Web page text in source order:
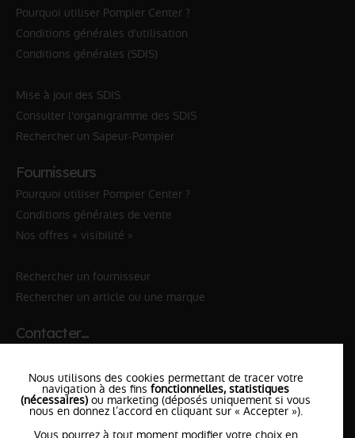
Pourquoi utiliser Pompier Center ?
Conditions générales d'utilisation
Conditions générales (SDIS)
Mise à jour des SDIS
Consulter l'organigramme des SDIS
Rechercher un Sapeur-Pompier
Fournisseurs
Pourquoi utiliser Pompier Center ?
Conditions générales de vente
Nos offres « visibilité »
Rechercher un fournisseur
Rechercher un article ou une marque
Contacter…
✆ 18№National Sapeurs-Pompiers
le SDISle plus proche
Nous utilisons des cookies permettant de tracer votre
navigation à des fins fonctionnelles, statistiques
(nécessaires) ou marketing (déposés uniquement si vous
nous en donnez l’accord en cliquant sur « Accepter »).
Vous pourrez à tout moment modifier votre choix en